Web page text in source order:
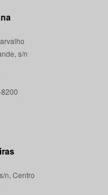
s/n
n, Centro